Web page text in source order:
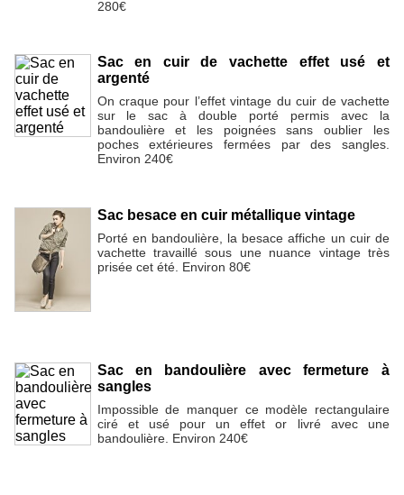
280€
Sac en cuir de vachette effet usé et
argenté
On craque pour l’effet vintage du cuir de vachette
sur le sac à double porté permis avec la
bandoulière et les poignées sans oublier les
poches extérieures fermées par des sangles.
Environ 240€
Sac besace en cuir métallique vintage
Porté en bandoulière, la besace affiche un cuir de
vachette travaillé sous une nuance vintage très
prisée cet été. Environ 80€
Sac en bandoulière avec fermeture à
sangles
Impossible de manquer ce modèle rectangulaire
ciré et usé pour un effet or livré avec une
bandoulière. Environ 240€